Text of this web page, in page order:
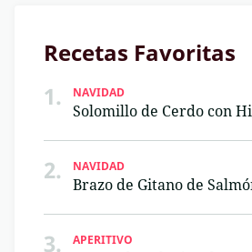
Recetas Favoritas
1.
NAVIDAD
Solomillo de Cerdo con
2. NAVIDAD
Brazo de Gitano de
3. APERITIVO